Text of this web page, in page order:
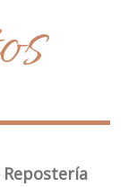
Repostería